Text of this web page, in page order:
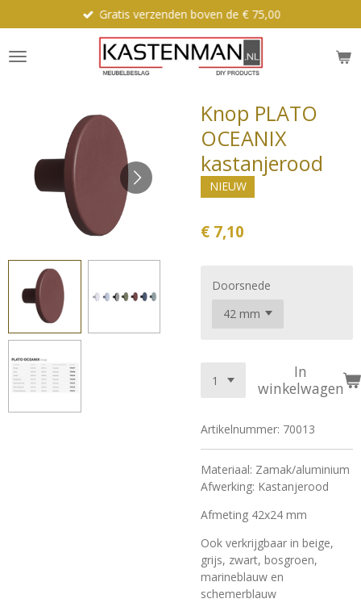
direct
naar
de
Gratis verzenden boven de € 75,00
Knop PLATO
OCEANIX
kastanjerood
NIEUW
€ 7,10
Doorsnede
In
winkelwagen
Artikelnummer: 70013
Materiaal: Zamak/aluminium
Afwerking: Kastanjerood
Afmeting 42x24 mm
Ook verkrijgbaar in beige,
grijs, zwart, bosgroen,
marineblauw en
schemerblauw